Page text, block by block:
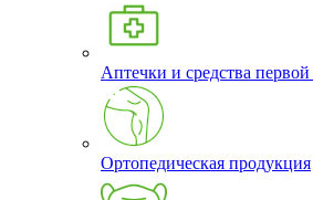
Аптечки и средства
Ортопедическая продукция